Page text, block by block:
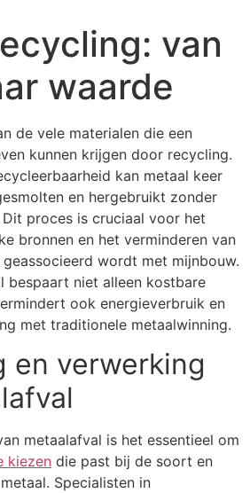
van
waarde
de vele materialen die een
kunnen krijgen door recycling.
kan metaal keer
en hergebruikt zonder
proces is cruciaal voor het
bronnen en het verminderen van
wordt met mijnbouw.
bespaart niet alleen kostbare
ook energieverbruik en
met traditionele metaalwinning.
en verwerking
metaalafval is het essentieel om
kiezen die past bij de soort en
Specialisten in